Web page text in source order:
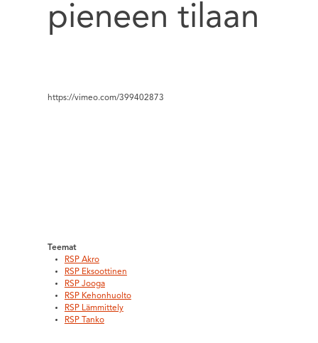
pieneen tilaan
https://vimeo.com/399402873
Teemat
RSP Akro
RSP Eksoottinen
RSP Jooga
RSP Kehonhuolto
RSP Lämmittely
RSP Tanko